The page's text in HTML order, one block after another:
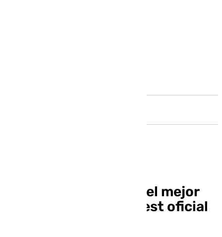
Diogo Moreira marca el mejor
tiempo en el primer test oficial